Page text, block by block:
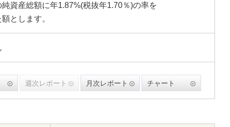
資産総額に年1.87%(税抜年1.70％)の率を
とします。
週次レポート 月次レポート チャート